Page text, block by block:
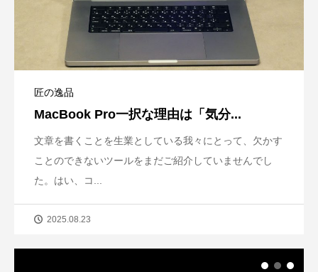
匠の逸品
MacBook Pro一択な理由は「気分...
文章を書くことを生業としている我々にとって、欠かす
ことのできないツールをまだご紹介していませんでし
た。はい、コ...
2025.08.23